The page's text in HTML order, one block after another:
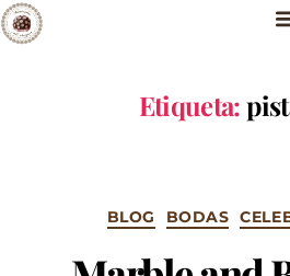
Etiqueta:
BLOG BODAS